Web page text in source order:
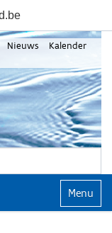
Nieuws
Kalender
Klap